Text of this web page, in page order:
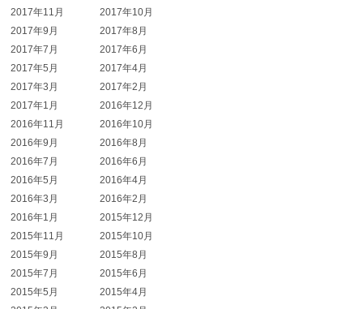
2017年11月
2017年10月
2017年9月
2017年8月
2017年7月
2017年6月
2017年5月
2017年4月
2017年3月
2017年2月
2017年1月
2016年12月
2016年11月
2016年10月
2016年9月
2016年8月
2016年7月
2016年6月
2016年5月
2016年4月
2016年3月
2016年2月
2016年1月
2015年12月
2015年11月
2015年10月
2015年9月
2015年8月
2015年7月
2015年6月
2015年5月
2015年4月